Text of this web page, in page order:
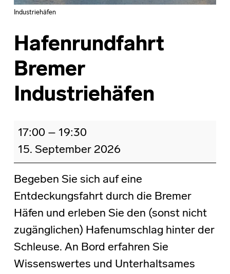
Industriehäfen
Hafenrundfahrt
Bremer
Industriehäfen
17:00 – 19:30
15. September 2026
Begeben Sie sich auf eine
Entdeckungsfahrt durch die Bremer
Häfen und erleben Sie den (sonst nicht
zugänglichen) Hafenumschlag hinter der
Schleuse. An Bord erfahren Sie
Wissenswertes und Unterhaltsames